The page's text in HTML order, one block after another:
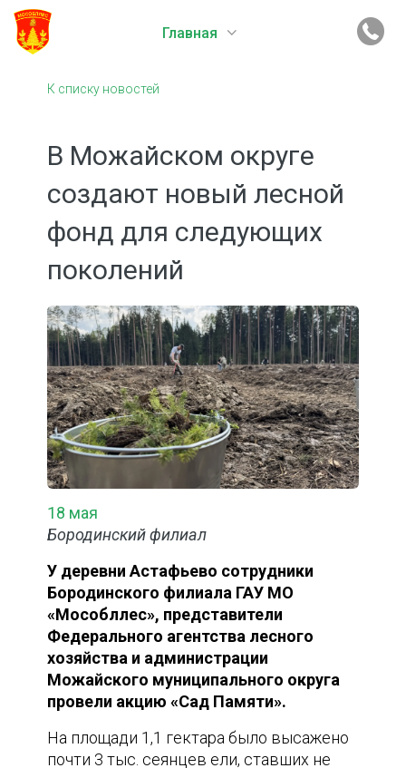
Главная
К списку новостей
В Можайском округе
создают новый лесной
фонд для следующих
поколений
18 мая
Бородинский филиал
У деревни Астафьево сотрудники
Бородинского филиала ГАУ МО
«Мособллес», представители
Федерального агентства лесного
хозяйства и администрации
Можайского муниципального округа
провели акцию «Сад Памяти».
На площади 1,1 гектара было высажено
почти 3 тыс. сеянцев ели, ставших не